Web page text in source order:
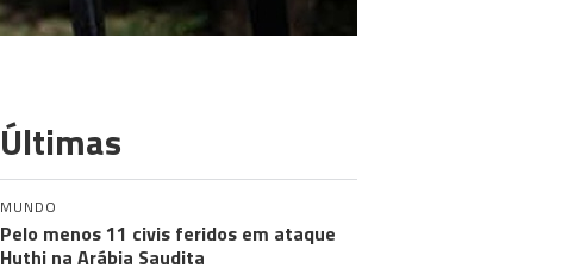
Últimas
MUNDO
Pelo menos 11 civis feridos em ataque
Huthi na Arábia Saudita